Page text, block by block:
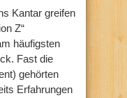
Kantar greifen
Z“
häufigsten
Fast die
gehörten
Erfahrungen